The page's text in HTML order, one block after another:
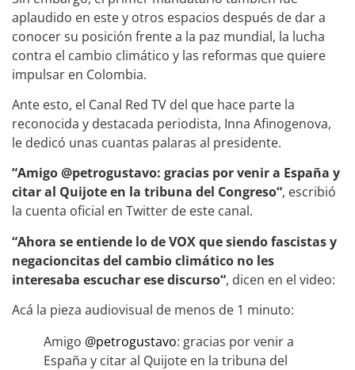
aplaudido en este y otros espacios después de dar a
conocer su posición frente a la paz mundial, la lucha
contra el cambio climático y las reformas que quiere
impulsar en Colombia.
Ante esto, el Canal Red TV del que hace parte la
reconocida y destacada periodista, Inna Afinogenova,
le dedicó unas cuantas palaras al presidente.
“Amigo @petrogustavo: gracias por venir a España y
citar al Quijote en la tribuna del Congreso“, escribió
la cuenta oficial en Twitter de este canal.
“Ahora se entiende lo de VOX que siendo fascistas y
negacioncitas del cambio climático no les
interesaba escuchar ese discurso“, dicen en el video:
Acá la pieza audiovisual de menos de 1 minuto:
Amigo @petrogustavo: gracias por venir a
España y citar al Quijote en la tribuna del